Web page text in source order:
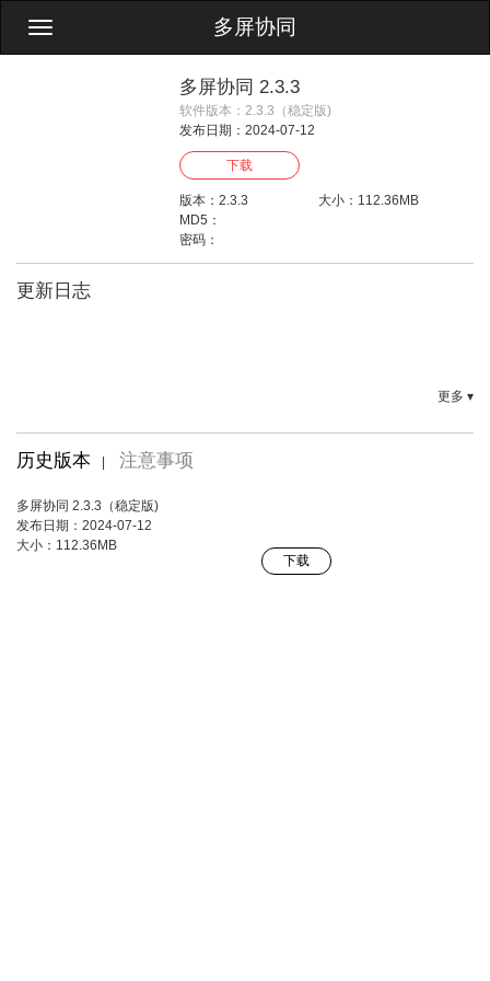
Toggle
多屏协同
多屏协同 2.3.3
软件版本：2.3.3（稳定版)
发布日期：2024-07-12
下载
版本：2.3.3
大小：112.36MB
MD5：
密码：
更新日志
更多 ▾
历史版本 注意事项
多屏协同 2.3.3（稳定版)
发布日期：2024-07-12
大小：112.36MB
下载